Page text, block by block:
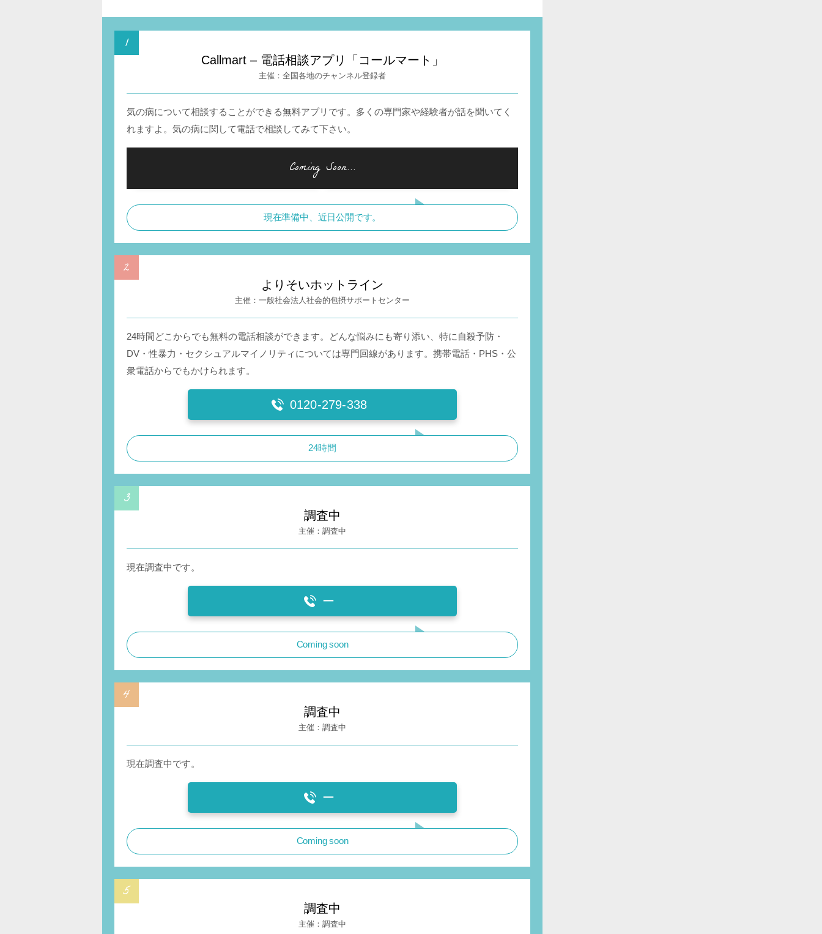
Callmart – 電話相談アプリ「コールマート」
全国各地のチャンネル登録者
気の病について相談することができる無料アプリです。多くの専門家や経験者が話を聞いてく
れますよ。気の病に関して電話で相談してみて下さい。
現在準備中、近日公開です。
よりそいホットライン
一般社会法人社会的包摂サポートセンター
24時間どこからでも無料の電話相談ができます。どんな悩みにも寄り添い、特に自殺予防・
DV・性暴力・セクシュアルマイノリティについては専門回線があります。携帯電話・PHS・公
衆電話からでもかけられます。
0120-279-338
24時間
調査中
調査中
現在調査中です。
ー
Coming soon
調査中
調査中
現在調査中です。
ー
Coming soon
調査中
調査中